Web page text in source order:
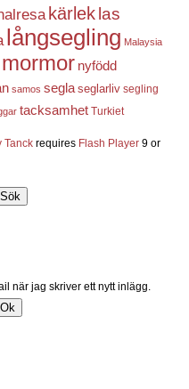
kärleklas
långsegling Malaysia
mormor nyfödd
samos segla seglarliv segling
tacksamhet Turkiet
Tanck requires Flash Player 9 or
när jag skriver ett nytt inlägg.